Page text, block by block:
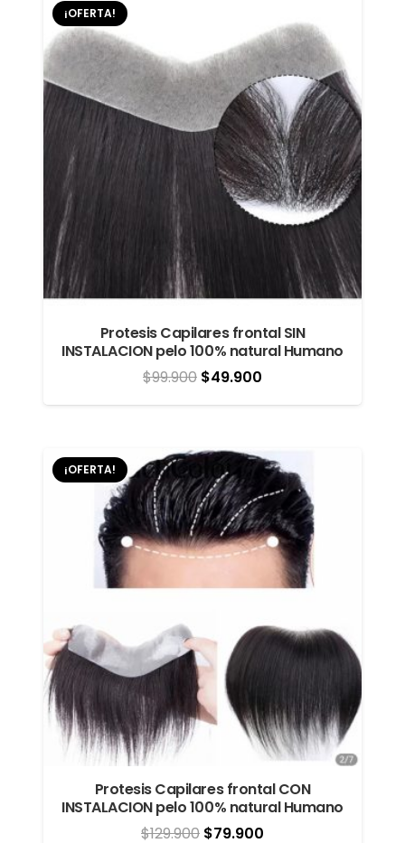
¡OFERTA!
Protesis Capilares frontal SIN
INSTALACION pelo 100% natural Humano
$99.900 El
precio
era:
$99.900.
$49.900
precio
es:
$49.900.
¡OFERTA!
Protesis Capilares frontal CON
INSTALACION pelo 100% natural Humano
$129.900 El
$79.900